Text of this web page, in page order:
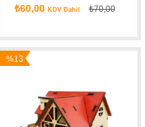
₺60,00 KDV Dahil ₺70,00
%13